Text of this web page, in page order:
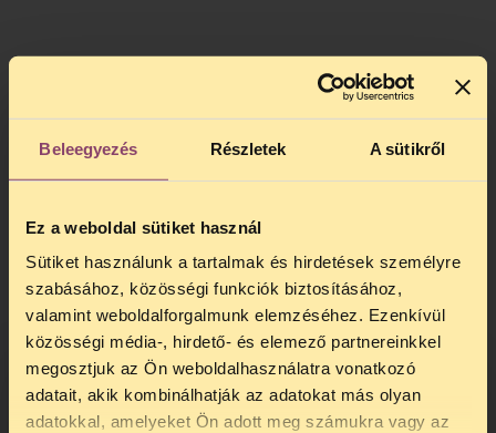
Beleegyezés Részletek A sütikről
Ez a weboldal sütiket használ
Sütiket használunk a tartalmak és hirdetések személyre
szabásához, közösségi funkciók biztosításához,
valamint weboldalforgalmunk elemzéséhez. Ezenkívül
közösségi média-, hirdető- és elemező partnereinkkel
megosztjuk az Ön weboldalhasználatra vonatkozó
adatait, akik kombinálhatják az adatokat más olyan
adatokkal, amelyeket Ön adott meg számukra vagy az
Sziraki Ferenc (A Város Mindenkié)